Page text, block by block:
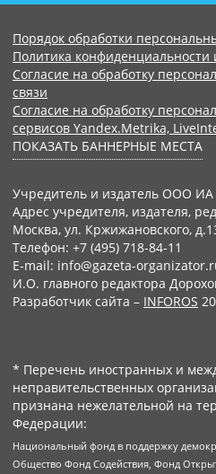
Порядок обработки
Политика
Согласие на обработку
связи
Согласие на обработку
сервисов Yandex.Metrika,
ПОКАЗАТЬ БАННЕРНЫЕ МЕСТА
Учредитель и издатель ООО ИА
Адрес учредителя, издателя,
Москва, ул. Кржижановского,
Телефон: +7 (495) 718-84-11
E-mail: info@gazeta-
И.О. главного редактора
Разработчик сайта – INFOROS
* Перечень иностранных и
неправительственных
признана нежелательной на
Федерации:
Национальный фонд в поддержку
Общество Фонд Содействия, Фонд